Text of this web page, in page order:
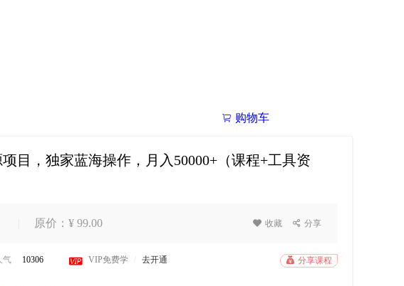
 购物车
目，独家蓝海操作，月入50000+（课程+工具资
原价：¥ 99.00  收藏  分享
气 10306  VIP免费学 去开通  分享课程